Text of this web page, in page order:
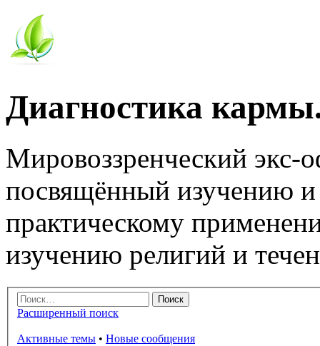
Диагностика
Мировоззренческий
посвящённый изучению
практическому
изучению религий и
Расширенный поиск
Активные темы • Новые сообщения